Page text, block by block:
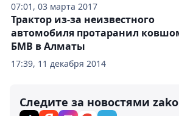
07:01, 03 марта 2017
17:39, 11 декабря 2014
Трактор из-за неизвестного
автомобиля протаранил
БМВ в Алматы
Следите за новостями